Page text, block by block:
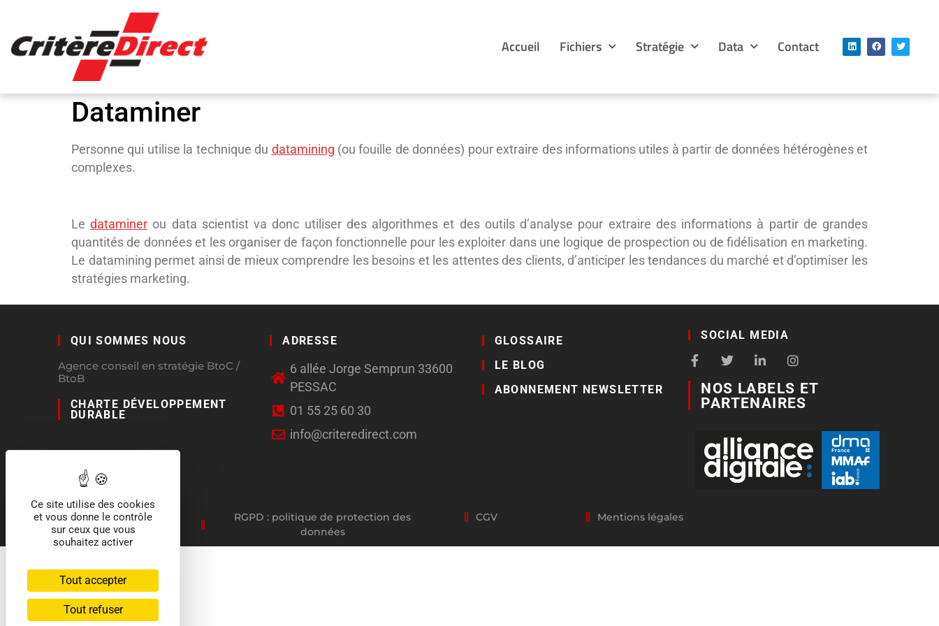
Accueil Fichiers Stratégie Data Contact
Dataminer
Personne qui utilise la technique du datamining (ou fouille de données) pour extraire des informations utiles à partir de données hétérogènes et
complexes.
Ledataminer ou data scientist va donc utiliser des algorithmes et des outils d’analyse pour extraire des informations à partir de grandes
quantités de données et les organiser de façon fonctionnelle pour les exploiter dans une logique de prospection ou de fidélisation en marketing.
Le datamining permet ainsi de mieux comprendre les besoins et les attentes des clients, d’anticiper les tendances du marché et d’optimiser les
stratégies marketing.
QUI SOMMES NOUS
Agence conseil en stratégie BtoC /
BtoB
CHARTE DÉVELOPPEMENT
DURABLE
ADRESSE
6 allée Jorge Semprun 33600
PESSAC
01 55 25 60 30
info@criteredirect.com
GLOSSAIRE
LE BLOG
ABONNEMENT NEWSLETTER
SOCIAL MEDIA
NOS LABELS ET
PARTENAIRES
RGPD : politique de protection des
données
CGV Mentions légales
Panneau de gestion des cookies
Ce site utilise des cookies
et vous donne le contrôle
sur ceux que vous
souhaitez activer
Tout accepter
Tout refuser